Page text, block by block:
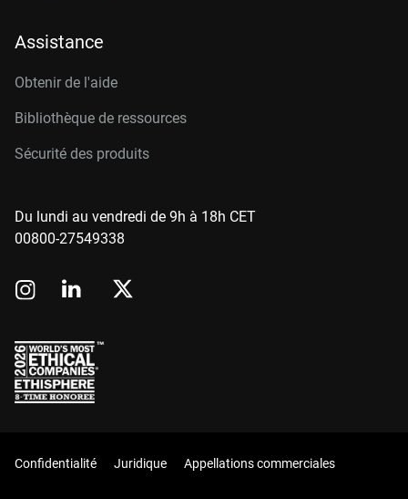
Assistance
Obtenir de l'aide
Bibliothèque de ressources
Sécurité des produits
Du lundi au vendredi de 9h à 18h CET
00800-27549338
Confidentialité Juridique Appellations commerciales